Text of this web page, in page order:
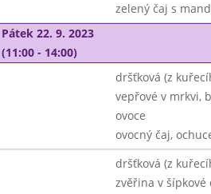
zelený čaj s
Pátek 22. 9. 2023
(11:00 - 14:00)
dršťková (z
vepřové v mrkvi,
ovoce
ovocný čaj,
dršťková (z
zvěřina v